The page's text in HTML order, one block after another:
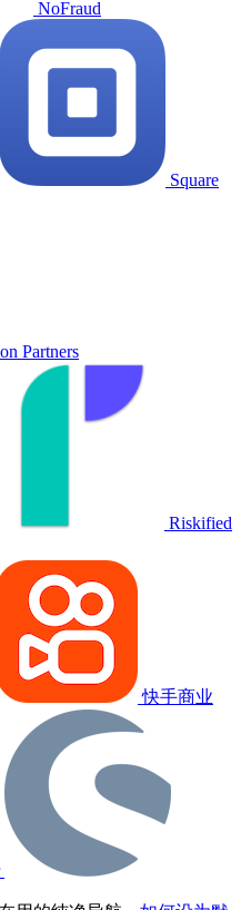
NoFraud
Square
Partners
Riskified
快手商业